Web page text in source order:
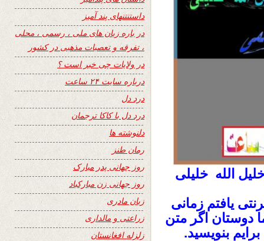
الله خلیلی
یافتم زمانی
دوستان اگر متن
بنویسید.
داستنتنهای پند آمیز
در باره زبان های ملی ، رسمی ، محلی
، تفرقه و تعصبات مذهبی در کشور
در ولایات چی خبر است ؟
درباره سایت ۲۴ ساعت
درد دل
درد دل با کاکا ترجمان
دلنوشته ها
رمان طنز
روز جهانی پدر مبارک
روز جهانی زن مبارکباد
زبان مادری
زراعتی و مالداری
زلزله افغانستان